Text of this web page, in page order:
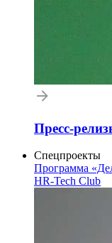
Пресс-
Спецпроекты
Программа
HR-Tech Club